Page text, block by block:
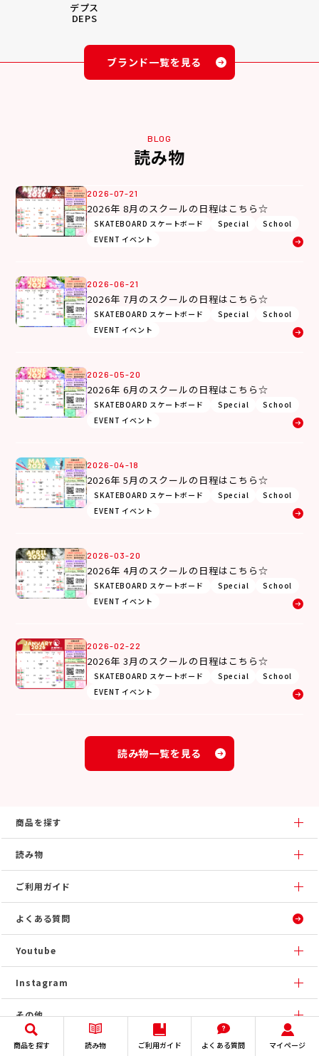
商品を探す 読み物 ご利用ガイド よくある質問 マイページ
デプス
DEPS
ブランド一覧を見る
BLOG
読み物
2026-07-21
2026年 8月のスクールの日程はこちら☆
SKATEBOARD スケートボード Special
School
EVENT イベント
2026-06-21
2026年 7月のスクールの日程はこちら☆
SKATEBOARD スケートボード Special
School
EVENT イベント
2026-05-20
2026年 6月のスクールの日程はこちら☆
SKATEBOARD スケートボード Special
School
EVENT イベント
2026-04-18
2026年 5月のスクールの日程はこちら☆
SKATEBOARD スケートボード Special
School
EVENT イベント
2026-03-20
2026年 4月のスクールの日程はこちら☆
SKATEBOARD スケートボード Special
School
EVENT イベント
2026-02-22
2026年 3月のスクールの日程はこちら☆
SKATEBOARD スケートボード Special
School
EVENT イベント
読み物一覧を見る
商品を探す
読み物
ご利用ガイド
よくある質問
Youtube
Instagram
その他